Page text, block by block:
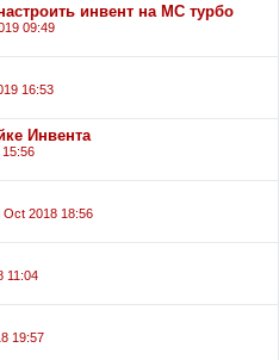
инвент на МС турбо
09:49
16:53
Инвента
Oct 2018 18:56
11:04
19:57